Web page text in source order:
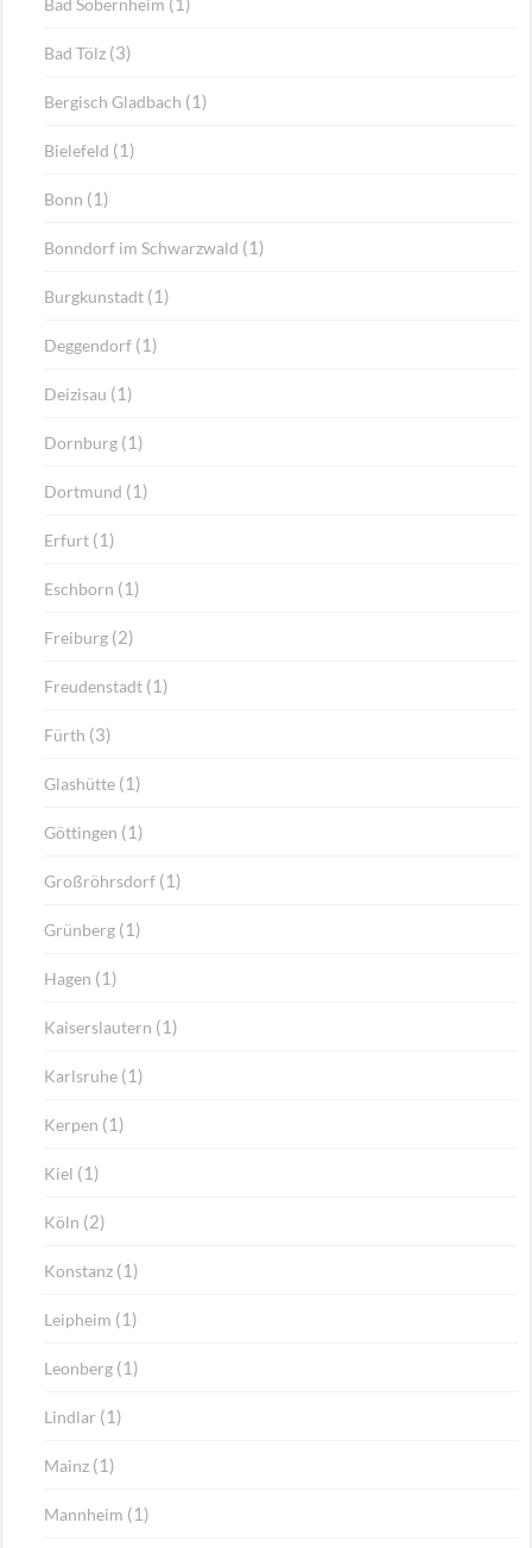
Bad Sobernheim
Bad Tölz (3)
Bergisch Gladbach (1)
Bielefeld (1)
Bonn (1)
Bonndorf im Schwarzwald (1)
Burgkunstadt (1)
Deggendorf (1)
Deizisau (1)
Dornburg (1)
Dortmund (1)
Erfurt (1)
Eschborn (1)
Freiburg (2)
Freudenstadt (1)
Fürth (3)
Glashütte (1)
Göttingen (1)
Großröhrsdorf (1)
Grünberg (1)
Hagen (1)
Kaiserslautern (1)
Karlsruhe (1)
Kerpen (1)
Kiel (1)
Köln (2)
Konstanz (1)
Leipheim (1)
Leonberg (1)
Lindlar (1)
Mainz (1)
Mannheim (1)